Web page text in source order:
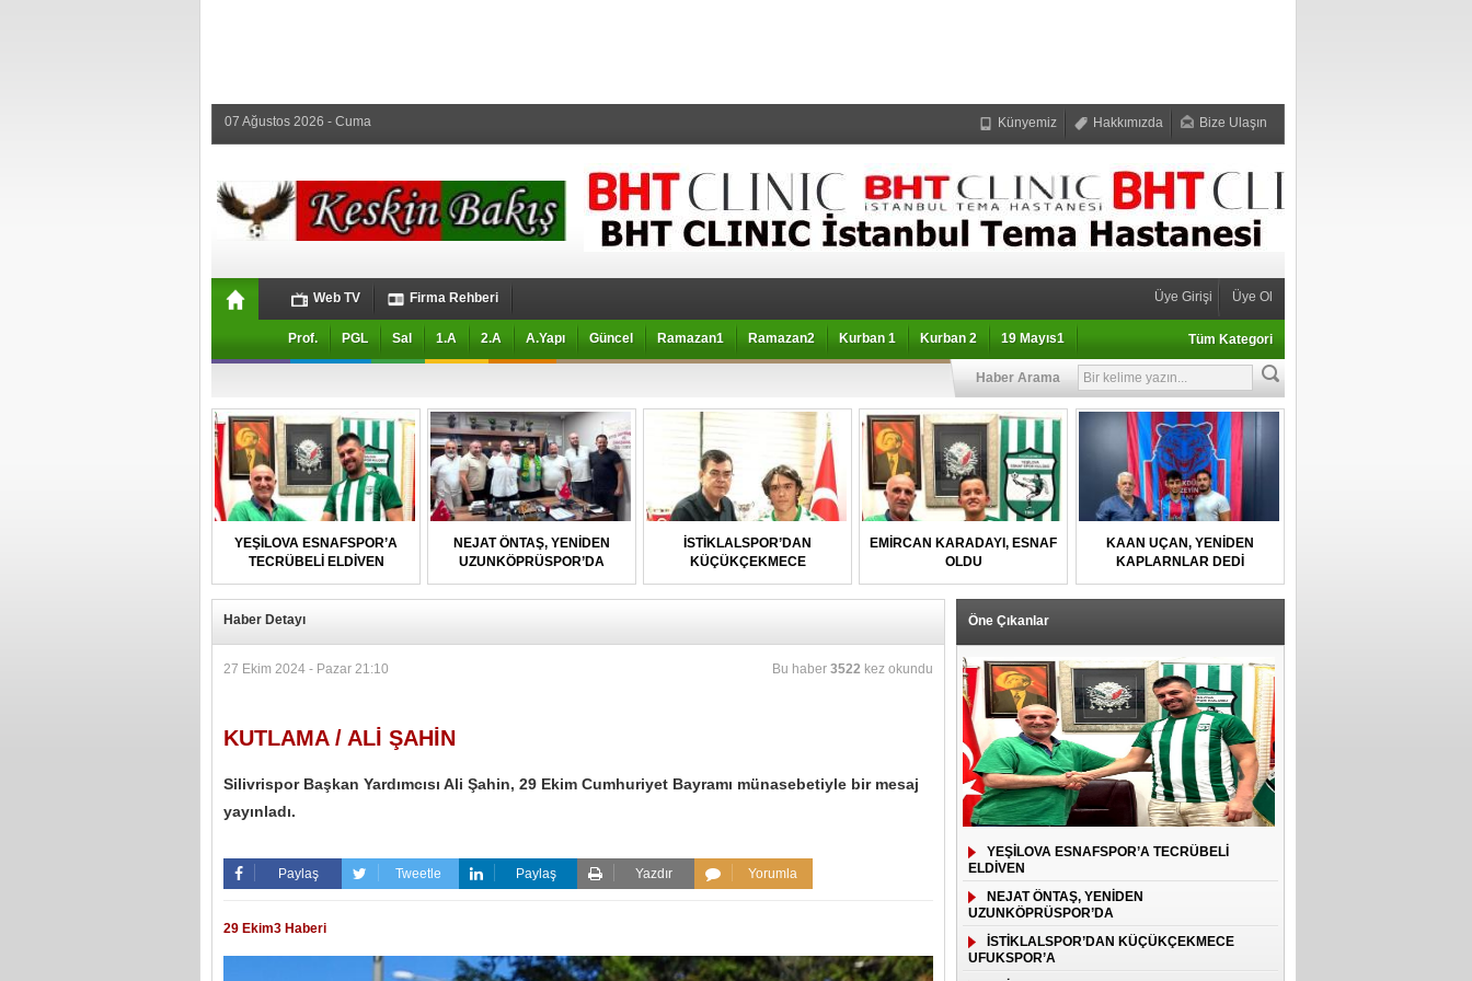
07 Ağustos 2026 - Cuma Künyemiz Hakkımızda Bize Ulaşın
Web TV Firma Rehberi Üye Girişi Üye Ol
Prof. PGL Sal 1.A 2.A A.Yapı Güncel Ramazan1 Ramazan2 Kurban 1 Kurban 2 19 Mayıs1 Tüm Kategori
Haber Arama
YEŞİLOVA ESNAFSPOR’A
TECRÜBELİ ELDİVEN
NEJAT ÖNTAŞ, YENİDEN
UZUNKÖPRÜSPOR’DA
İSTİKLALSPOR’DAN
KÜÇÜKÇEKMECE
UFUKSPOR’A
EMİRCAN KARADAYI, ESNAF
OLDU
KAAN UÇAN, YENİDEN
KAPLARNLAR DEDİ
Haber Detayı
27 Ekim 2024 - Pazar 21:10 Bu haber 3522 kez okundu
KUTLAMA / ALİ ŞAHİN
Silivrispor Başkan Yardımcısı Ali Şahin, 29 Ekim Cumhuriyet Bayramı münasebetiyle bir mesaj
yayınladı.
Paylaş Tweetle Paylaş Yazdır Yorumla
29 Ekim3 Haberi
Öne Çıkanlar
YEŞİLOVA ESNAFSPOR’A TECRÜBELİ
ELDİVEN
NEJAT ÖNTAŞ, YENİDEN
UZUNKÖPRÜSPOR’DA
İSTİKLALSPOR’DAN KÜÇÜKÇEKMECE
UFUKSPOR’A